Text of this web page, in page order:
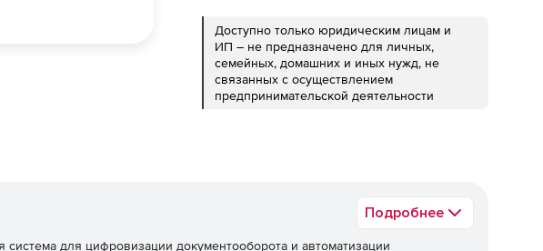
Доступно только юридическим лицам и
ИП – не предназначено для личных,
семейных, домашних и иных нужд, не
связанных с осуществлением
предпринимательской деятельности
Подробнее
система для цифровизации документооборота и автоматизации